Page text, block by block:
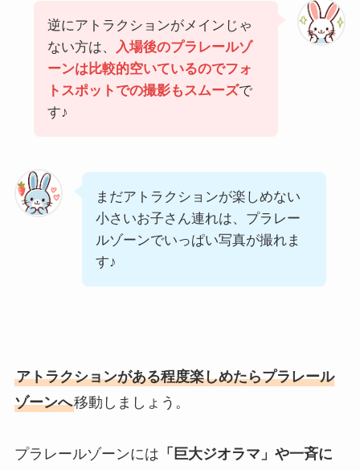
逆にアトラクションがメインじゃ
ない方は、
入場後のプラレールゾ
ーンは比較的空いているのでフォ
トスポットでの撮影もスムーズで
す♪
まだアトラクションが楽しめない
小さいお子さん連れは、プラレー
ルゾーンでいっぱい写真が撮れま
す♪
アトラクションがある程度楽しめたらプラレール
ゾーンへ移動しましょう。
プラレールゾーンには 「巨大ジオラマ」や一斉に